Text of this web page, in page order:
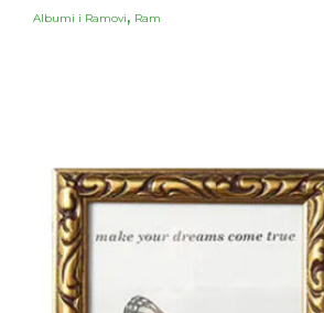
Albumi i Ramovi, Ram